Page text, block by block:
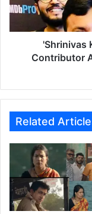
i
v
a
n
i
e
e
'Shrinivas
Contributor
Related